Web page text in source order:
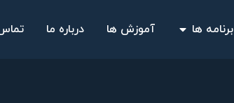
برنامه ها آموزش ها درباره ما